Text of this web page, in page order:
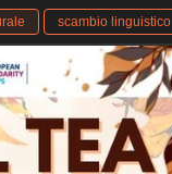
scambio linguistico